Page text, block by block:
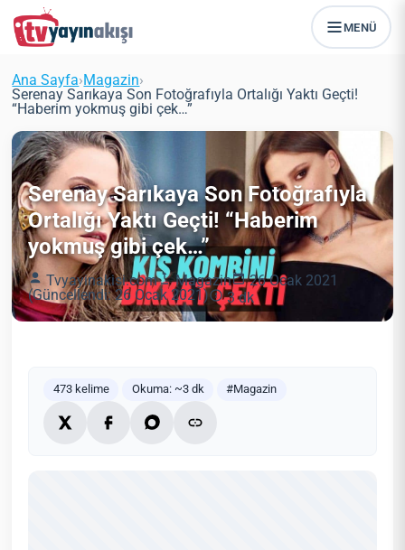
MENÜ
Ana Sayfa›Magazin›
Serenay Sarıkaya Son Fotoğrafıyla Ortalığı Yaktı Geçti!
“Haberim yokmuş gibi çek…”
Serenay Sarıkaya Son Fotoğrafıyla
Ortalığı Yaktı Geçti! “Haberim
yokmuş gibi çek…”
Tvyayinakisi.com Magazin
26 Ocak 2021
(Güncellendi: 26 Ocak 2021)
3 dk
473 kelime Okuma: ~3 dk #Magazin